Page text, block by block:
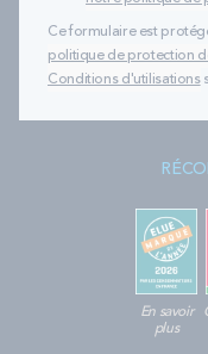
Ce formulaire est
politique de protection
Conditions d'utilisations
En savoir
plus